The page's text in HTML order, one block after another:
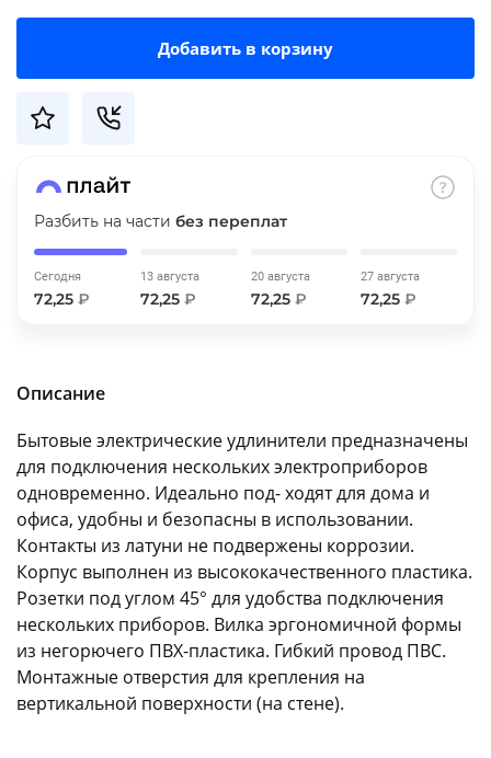
Добавить в корзину
Разбить на части без переплат
Сегодня
72,25 ₽
13 августа
72,25₽
20 августа
72,25 ₽
27 августа
72,25 ₽
Описание
Бытовые электрические удлинители предназначены
для подключения нескольких электроприборов
одновременно. Идеально под- ходят для дома и
офиса, удобны и безопасны в использовании.
Контакты из латуни не подвержены коррозии.
Корпус выполнен из высококачественного пластика.
Розетки под углом 45° для удобства подключения
нескольких приборов. Вилка эргономичной формы
из негорючего ПВХ-пластика. Гибкий провод ПВС.
Монтажные отверстия для крепления на
вертикальной поверхности (на стене).
по25%каждые 2 недели
Подробнее
8 800 302-02-51